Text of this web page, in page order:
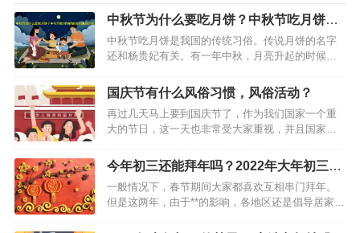
中秋节为什么要吃月饼？中秋节吃月饼的
由来和寓意介绍
中秋节吃月饼是我国的传统习俗。传说月饼的名字
还和杨贵妃有关。有一年中秋，月亮升起的时候，
着，李隆基突然说：“这胡饼的名字太难听。”一旁的
杨贵妃为了讨皇上欢心，看着天上的明月，灵机一
动说：“要不叫月…
国庆节有什么风俗习惯，风俗活动？
再过几天马上要到国庆节了，作为我们国家一个重
大的节日，这一天也非常受大家重视，并且国家领
的阅兵制度是以“5年一小庆，10年一大庆”，那么在
今年国庆节有什么活动，国庆节有什么风俗习惯
呢，接下来小编就…
今年初三还能拜年吗？2022年大年初三拜
年有什么讲究
一般情况下，春节期间大家都喜欢互相串门拜年。
但是这两年，由于**的影响，各地区还是倡导居家过